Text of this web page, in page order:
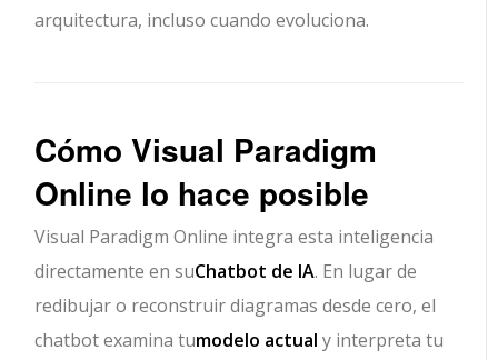
arquitectura, incluso cuando evoluciona.
Cómo Visual Paradigm
Online lo hace posible
Visual Paradigm Online integra esta inteligencia
directamente en suChatbot de IA. En lugar de
redibujar o reconstruir diagramas desde cero, el
chatbot examina tumodelo actual y interpreta tu